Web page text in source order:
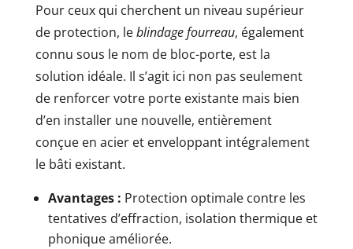
Pour ceux qui cherchent un niveau supérieur
de protection, leblindage fourreau, également
connu sous le nom de bloc-porte, est la
solution idéale. Il s’agit ici non pas seulement
de renforcer votre porte existante mais bien
d’en installer une nouvelle, entièrement
conçue en acier et enveloppant intégralement
le bâti existant.
Avantages : Protection optimale contre les
tentatives d’effraction, isolation thermique et
phonique améliorée.